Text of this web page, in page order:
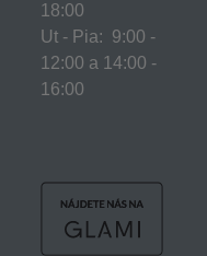
18:00
Ut - Pia: 9:00 -
12:00 a 14:00 -
16:00